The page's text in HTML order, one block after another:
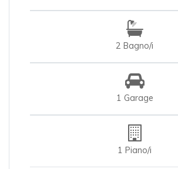
2 Bagno/i
1 Garage
1 Piano/i